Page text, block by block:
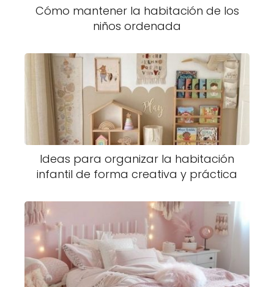
Cómo mantener la habitación de los
niños ordenada
Ideas para organizar la habitación
infantil de forma creativa y práctica